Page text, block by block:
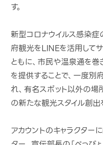
す。
新型コロナウイルス感染
府観光をLINEを活用して
ともに、市民や温泉通を
を提供することで、一度別
れ、有名スポット以外の場
の新たな観光スタイル創出
アカウントのキャラクター